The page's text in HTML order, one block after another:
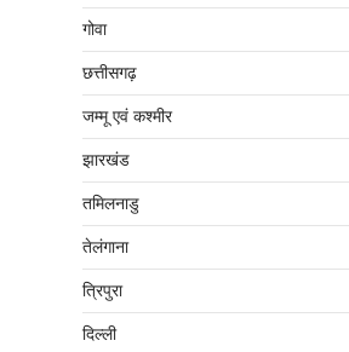
गोवा
छत्तीसगढ़
जम्‍मू एवं कश्‍मीर
झारखंड
तमिलनाडु
तेलंगाना
त्रिपुरा
दिल्‍ली